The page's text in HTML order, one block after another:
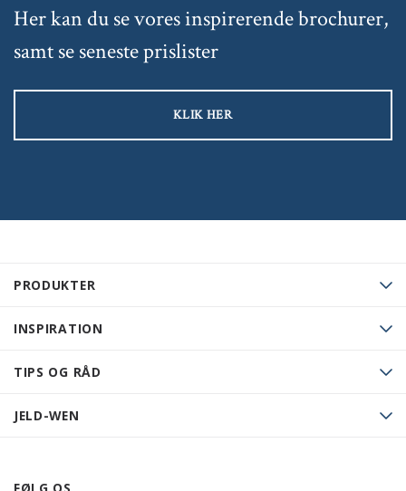
PRODUKTER
INSPIRATION
TIPS OG RÅD
JELD-WEN
Her kan du se vores inspirerende brochurer,
samt se seneste prislister
KLIK HER